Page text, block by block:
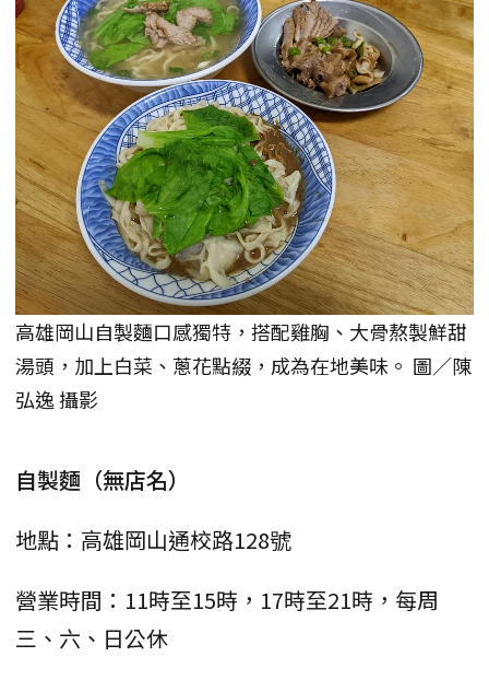
高雄岡山自製麵口感獨特，搭配雞胸、大骨熬製鮮甜
湯頭，加上白菜、蔥花點綴，成為在地美味。 圖／陳
弘逸 攝影
自製麵（無店名）
地點：高雄岡山通校路128號
營業時間：11時至15時，17時至21時，每周
三、六、日公休